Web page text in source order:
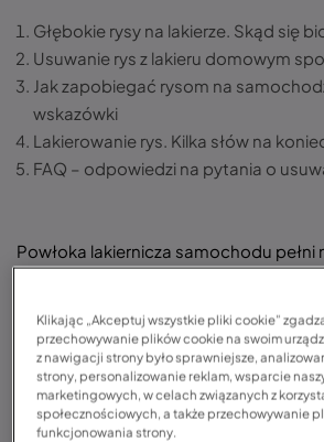
Głębokie rysy na lakierze. Skąd się
Usuwanie rys z lakieru domowym
Jak zapobiegać rysom na
wskazówki
Lakierowanie rys. Kilka słów na
FAQ – odpowiedzi na pytania o
Powłoka lakiernicza samochodu pełni
zewnętrznych, takich jak woda, sól
Dzięki niej Twój pojazd chroniony jest
innymi uszkodzeniami. Dlatego też
został nienaruszony. Co jednak zrobić,
Klikając „Akceptuj wszystkie pliki cookie”
przechowywanie plików cookie na swoim
z nawigacji strony było sprawniejsze,
strony, personalizowanie reklam, wsparcie
marketingowych, w celach związanych z
społecznościowych, a także przechowywanie
funkcjonowania strony.